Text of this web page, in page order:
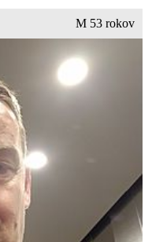
M 53 rokov